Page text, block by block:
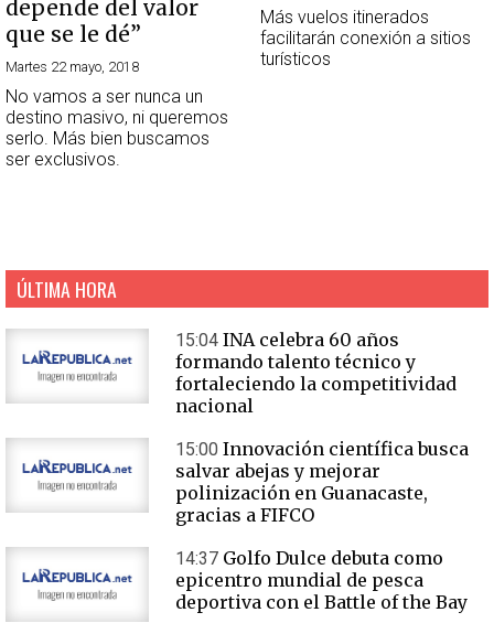
depende del valor
que se le dé”
Martes 22 mayo, 2018
No vamos a ser nunca un
destino masivo, ni queremos
serlo. Más bien buscamos
ser exclusivos.
Más vuelos itinerados
facilitarán conexión a sitios
turísticos
ÚLTIMA HORA
15:04 INA celebra 60 años
formando talento técnico y
fortaleciendo la competitividad
nacional
15:00 Innovación científica busca
salvar abejas y mejorar
polinización en Guanacaste,
gracias a FIFCO
14:37 Golfo Dulce debuta como
epicentro mundial de pesca
deportiva con el Battle of the Bay